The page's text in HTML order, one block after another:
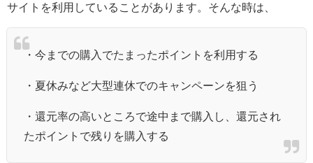
サイトを利用していることがあります。そんな時は、
・今までの購入でたまったポイントを利用する
・夏休みなど大型連休でのキャンペーンを狙う
・還元率の高いところで途中まで購入し、還元され
たポイントで残りを購入する